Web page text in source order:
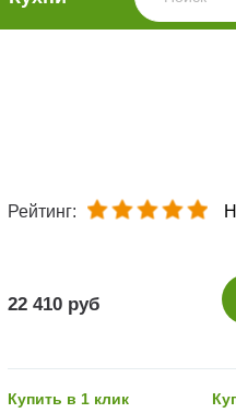
Рейтинг:
22 410 руб
Купить в 1 клик